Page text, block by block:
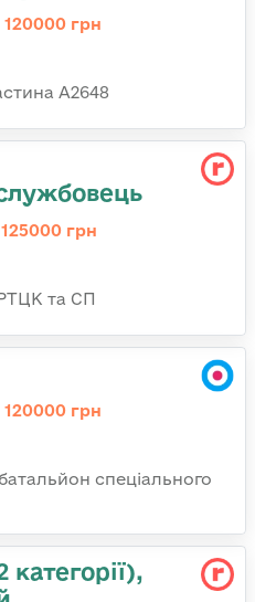
120000 грн
А2648
грн
та СП
120000 грн
спеціального